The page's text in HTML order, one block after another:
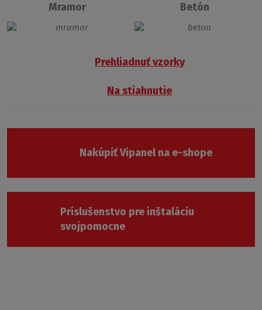
Mramor Betón
Prehliadnuť vzorky
Na stiahnutie
Nakúpiť Vipanel na e-shope
Príslušenstvo pre inštaláciu
svojpomocne